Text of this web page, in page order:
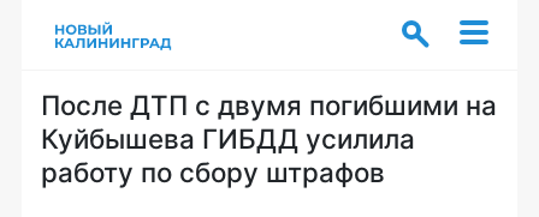
После ДТП с двумя погибшими на
Куйбышева ГИБДД усилила
работу по сбору штрафов